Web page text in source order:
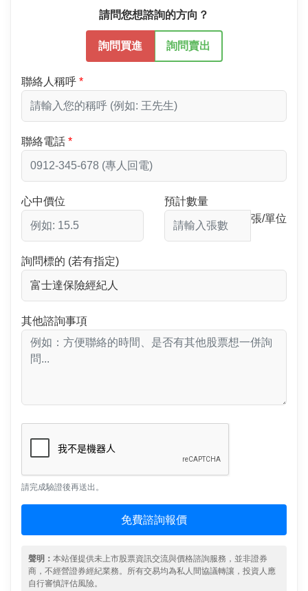
請問您想諮詢的方向？
詢問買進 詢問賣出
聯絡人稱呼
聯絡電話
心中價位
預計數量
張/單位
詢問標的 (若有指定)
其他諮詢事項
請完成驗證後再送出。
免費諮詢報價
聲明： 本站僅提供未上市股票資訊交流與價格諮詢服務，並非證券
商，不經營證券經紀業務。所有交易均為私人間協議轉讓，投資人應
自行審慎評估風險。